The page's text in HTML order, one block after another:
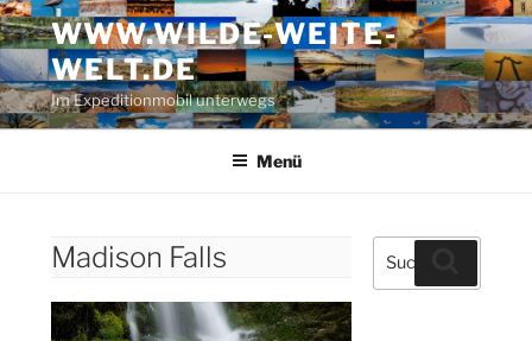
Zum
Inhalt
springen
WWW.WILDE-WEITE-
WELT.DE
Im Expeditionmobil unterwegs
Menü
Madison Falls
Suche
nach: